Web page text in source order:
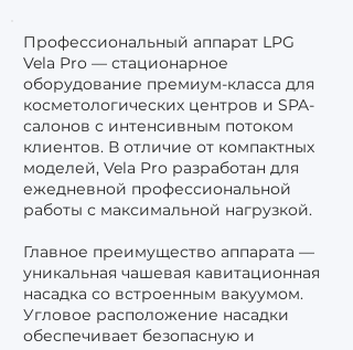
Профессиональный аппарат LPG
Vela Pro — стационарное
оборудование премиум-класса для
косметологических центров и SPA-
салонов с интенсивным потоком
клиентов. В отличие от компактных
моделей, Vela Pro разработан для
ежедневной профессиональной
работы с максимальной нагрузкой.
Главное преимущество аппарата —
уникальная чашевая кавитационная
насадка со встроенным вакуумом.
Угловое расположение насадки
обеспечивает безопасную и